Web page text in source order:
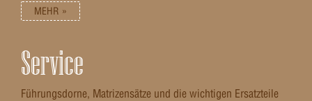
MEHR »
Service
Führungsdorne, Matrizensätze und die wichtigen Ersatzteile